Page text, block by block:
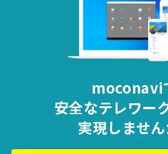
moconavi
安全なテレワー
実現しません